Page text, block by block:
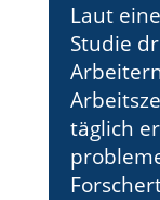
Laut
Studie
täglich